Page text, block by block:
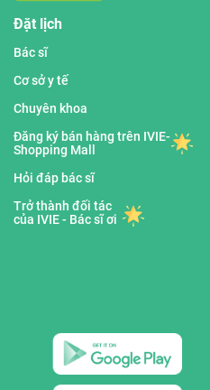
Đặt lịch
Bác sĩ
Cơ sở y tế
Chuyên khoa
Đăng ký bán hàng trên IVIE-
Shopping Mall
Hỏi đáp bác sĩ
Trở thành đối tác
của IVIE - Bác sĩ ơi